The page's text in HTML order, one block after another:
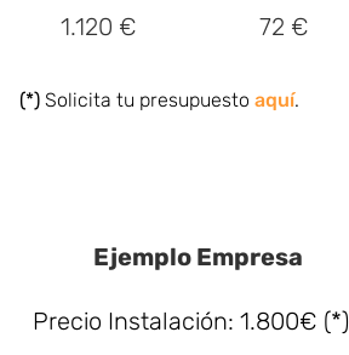
1.120 €
72 €
(*) Solicita tu presupuesto aquí.
Ejemplo Empresa
Precio Instalación: 1.800€ (*)